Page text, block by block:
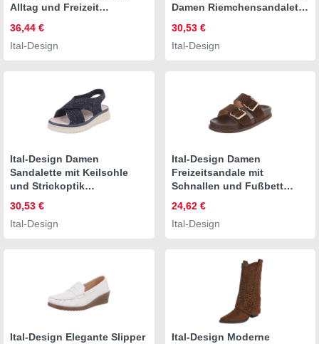
Alltag und Freizeit
(90471310) Blockabsatz
Stiefeletten in Braun
36,44 €
Ital-Design
Damen Riemchensandalette
Keilabsatz/Wedge
Riemchensandalen in
30,53 €
Ital-Design
Ital-Design Damen
Sandalette mit Keilsohle
und Strickoptik
(91849491)
Keilabsatz/Wedge
30,53 €
Ital-Design
Ital-Design Damen
Freizeitsandale mit
Schnallen und Fußbett
Pantoletten in Braun
24,62 €
Ital-Design
Ital-Design Elegante Slipper
Ital-Design Moderne